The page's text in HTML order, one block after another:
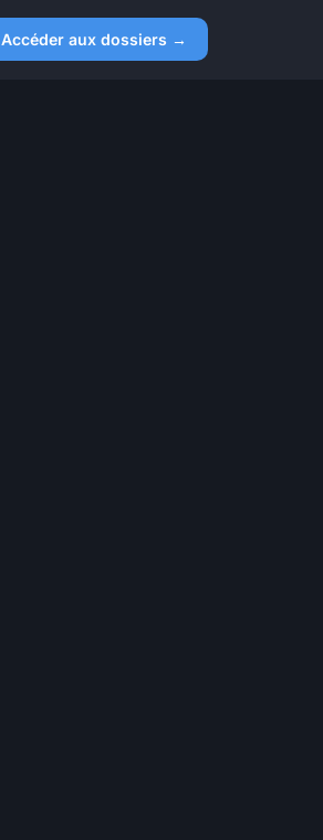
Accéder aux dossiers →